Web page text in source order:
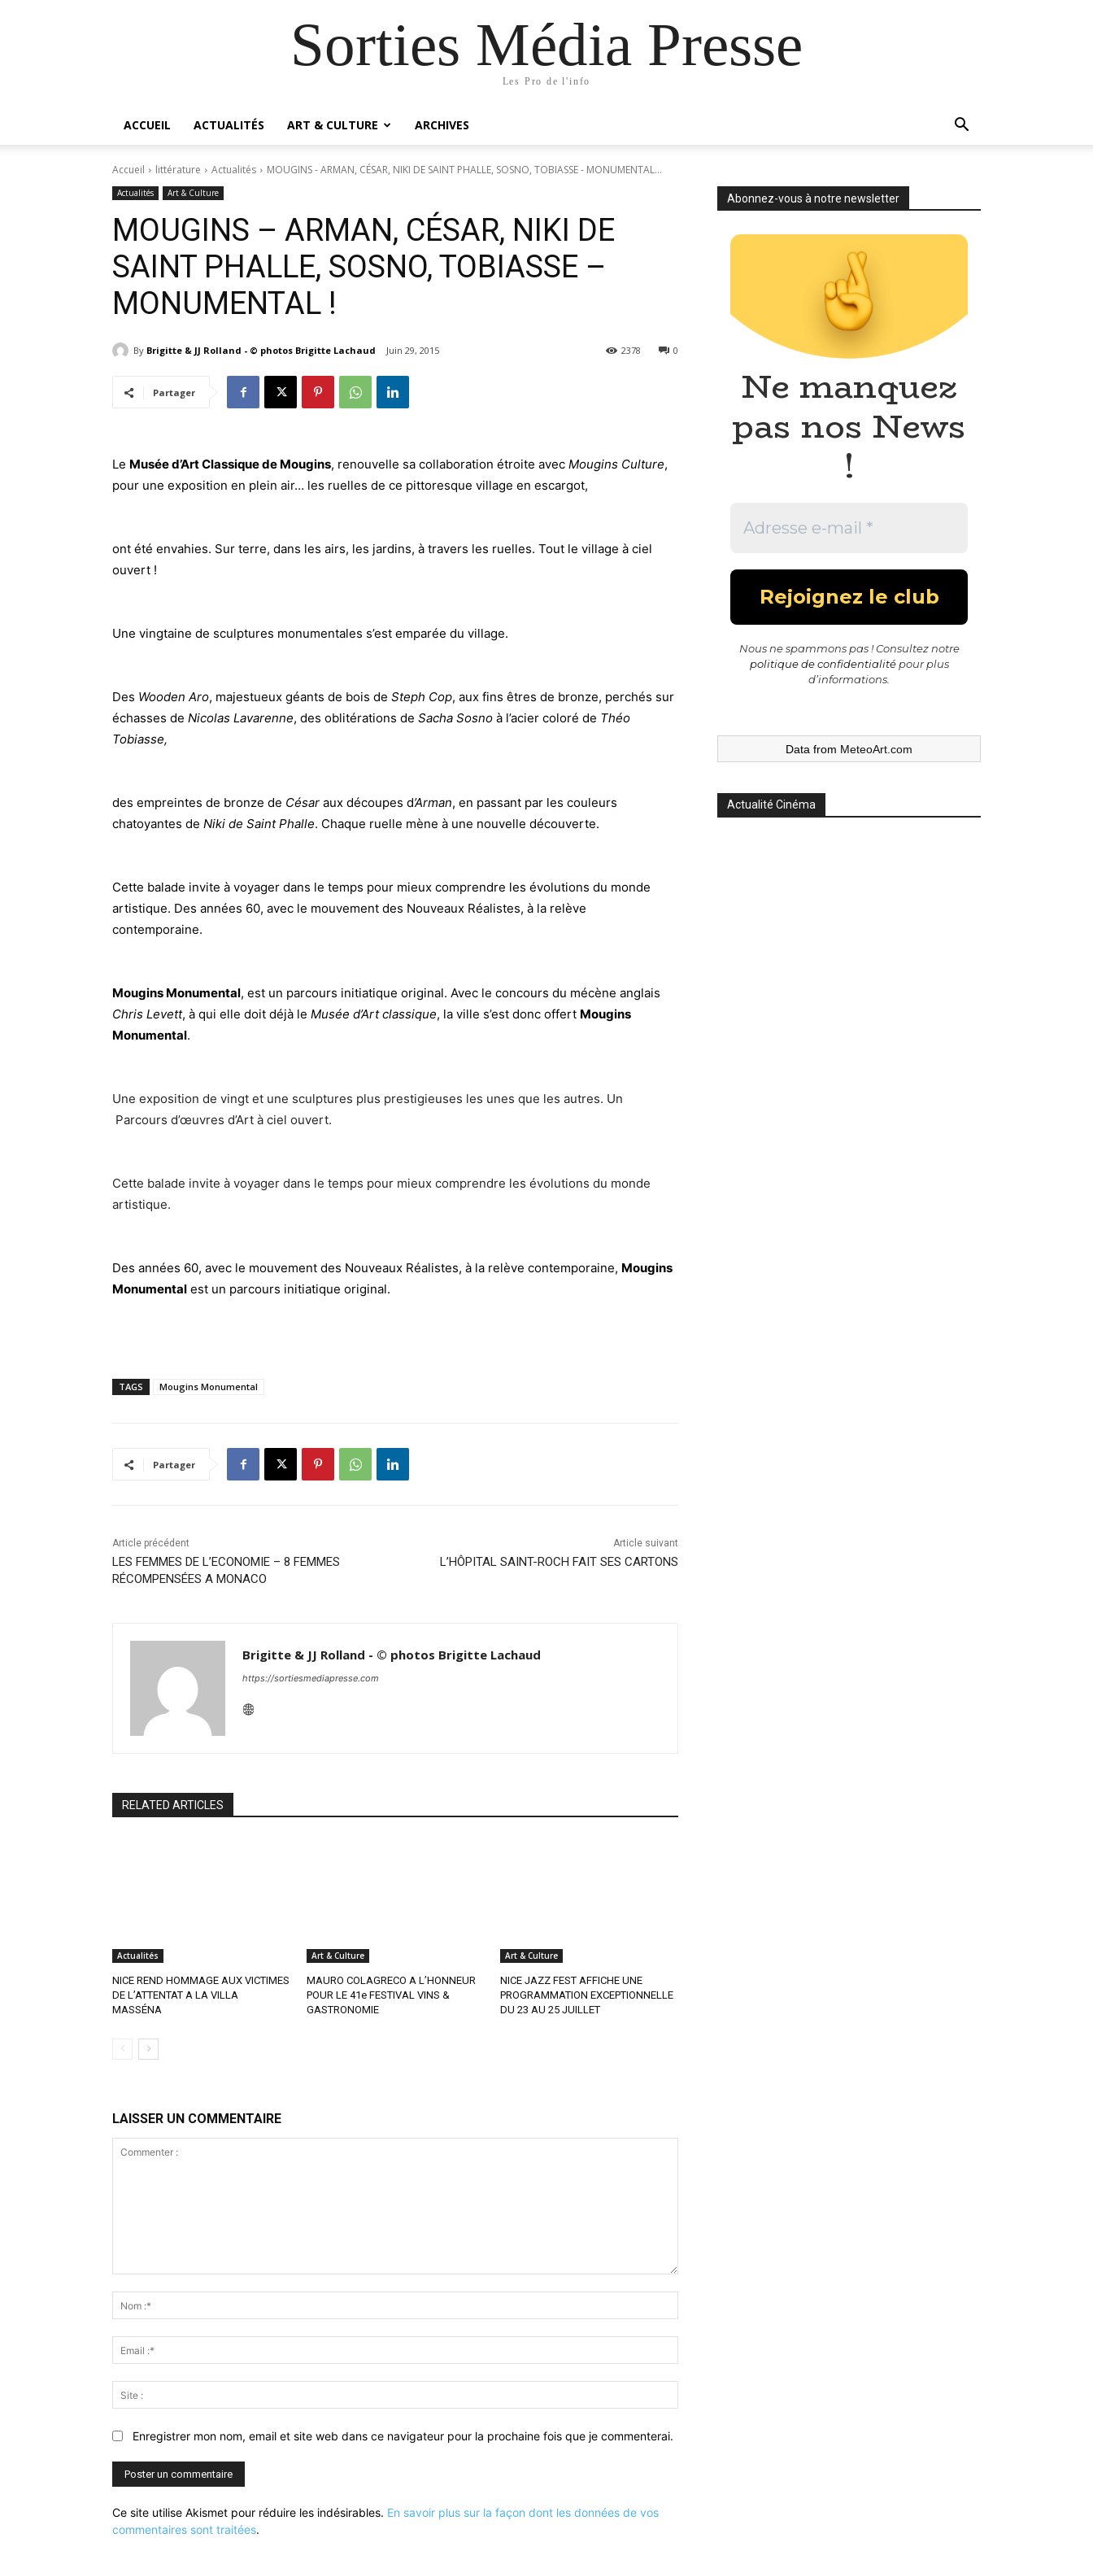
Sorties Média Presse
Les Pro de l'info
ACCUEIL ACTUALITÉS ART & CULTURE ARCHIVES
Accueil littérature Actualités MOUGINS - ARMAN, CÉSAR, NIKI DE SAINT PHALLE, SOSNO, TOBIASSE - MONUMENTAL...
Actualités Art & Culture
MOUGINS – ARMAN, CÉSAR, NIKI DE
SAINT PHALLE, SOSNO, TOBIASSE –
MONUMENTAL !
By Brigitte & JJ Rolland - © photos Brigitte Lachaud Juin 29, 2015 0
2378
Partager
Le Musée d’Art Classique de Mougins, renouvelle sa collaboration étroite avec Mougins Culture,
pour une exposition en plein air… les ruelles de ce pittoresque village en escargot,
ont été envahies. Sur terre, dans les airs, les jardins, à travers les ruelles. Tout le village à ciel
ouvert !
Une vingtaine de sculptures monumentales s’est emparée du village.
Des Wooden Aro, majestueux géants de bois de Steph Cop, aux fins êtres de bronze, perchés sur
échasses de Nicolas Lavarenne, des oblitérations de Sacha Sosno à l’acier coloré de Théo
Tobiasse,
des empreintes de bronze de César aux découpes d’Arman, en passant par les couleurs
chatoyantes de Niki de Saint Phalle. Chaque ruelle mène à une nouvelle découverte.
Cette balade invite à voyager dans le temps pour mieux comprendre les évolutions du monde
artistique. Des années 60, avec le mouvement des Nouveaux Réalistes, à la relève
contemporaine.
Mougins Monumental, est un parcours initiatique original. Avec le concours du mécène anglais
Chris Levett, à qui elle doit déjà le Musée d’Art classique, la ville s’est donc offert Mougins
Monumental.
Une exposition de vingt et une sculptures plus prestigieuses les unes que les autres. Un
Parcours d’œuvres d’Art à ciel ouvert.
Cette balade invite à voyager dans le temps pour mieux comprendre les évolutions du monde
artistique.
Des années 60, avec le mouvement des Nouveaux Réalistes, à la relève contemporaine, Mougins
Monumental est un parcours initiatique original.
TAGS Mougins Monumental
Partager
Article précédent
LES FEMMES DE L’ECONOMIE – 8 FEMMES
RÉCOMPENSÉES A MONACO
Article suivant
L’HÔPITAL SAINT-ROCH FAIT SES CARTONS
Brigitte & JJ Rolland - © photos Brigitte Lachaud
https://sortiesmediapresse.com
RELATED ARTICLES
Actualités
NICE REND HOMMAGE AUX VICTIMES
DE L’ATTENTAT A LA VILLA
MASSÉNA
Art & Culture
MAURO COLAGRECO A L’HONNEUR
POUR LE 41e FESTIVAL VINS &
GASTRONOMIE
Art & Culture
NICE JAZZ FEST AFFICHE UNE
PROGRAMMATION EXCEPTIONNELLE
DU 23 AU 25 JUILLET
LAISSER UN COMMENTAIRE
:*
:*
:
Enregistrer mon nom, email et site web dans ce navigateur pour la prochaine fois que je commenterai.
Ce site utilise Akismet pour réduire les indésirables. En savoir plus sur la façon dont les données de vos
commentaires sont traitées.
Abonnez-vous à notre newsletter
Ne manquez
pas nos News
!
Nous ne spammons pas ! Consultez notre
politique de confidentialitépour plus
d’informations.
Data from MeteoArt.com
Actualité Cinéma